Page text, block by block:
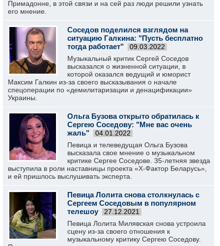
Примадонне, в этой связи и на сей раз люди решили узнать
его мнение.
Соседов поделился взглядом на
ситуацию Галкина: "Пусть бесплатно
тогда работает"
09.03.2022
Музыкальный критик Сергей Соседов
высказался о жизненной ситуации, в
которой оказался ведущий и юморист
Максим Галкин из-за своего высказывания о начале
спецоперации по «демилитаризации и денацификации»
Украины.
Ольга Бузова открыто обратилась к
Сергею Соседову: "Мне вас очень
жаль"
04.01.2022
Певица и телеведущая Ольга Бузова
высказала свое мнение о музыкальном
критике Сергее Соседове. 35-летняя звезда
выступила в роли наставницы проекта «X-Фактор Беларусь»,
и ей пришлось выслушивать эксперта.
Певица Лолита снова столкнулась с
Сергеем Соседовым в популярном
телешоу
27.12.2021
Певица Лолита Милявская снова устроила
сцену из-за своего отношения к
музыкальному критику Сергею Соседову.